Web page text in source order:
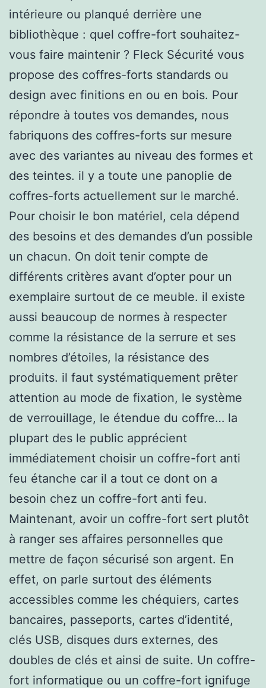
intérieure ou planqué derrière une
bibliothèque : quel coffre-fort souhaitez-
vous faire maintenir ? Fleck Sécurité vous
propose des coffres-forts standards ou
design avec finitions en ou en bois. Pour
répondre à toutes vos demandes, nous
fabriquons des coffres-forts sur mesure
avec des variantes au niveau des formes et
des teintes. il y a toute une panoplie de
coffres-forts actuellement sur le marché.
Pour choisir le bon matériel, cela dépend
des besoins et des demandes d’un possible
un chacun. On doit tenir compte de
différents critères avant d’opter pour un
exemplaire surtout de ce meuble. il existe
aussi beaucoup de normes à respecter
comme la résistance de la serrure et ses
nombres d’étoiles, la résistance des
produits. il faut systématiquement prêter
attention au mode de fixation, le système
de verrouillage, le étendue du coffre… la
plupart des le public apprécient
immédiatement choisir un coffre-fort anti
feu étanche car il a tout ce dont on a
besoin chez un coffre-fort anti feu.
Maintenant, avoir un coffre-fort sert plutôt
à ranger ses affaires personnelles que
mettre de façon sécurisé son argent. En
effet, on parle surtout des éléments
accessibles comme les chéquiers, cartes
bancaires, passeports, cartes d’identité,
clés USB, disques durs externes, des
doubles de clés et ainsi de suite. Un coffre-
fort informatique ou un coffre-fort ignifuge